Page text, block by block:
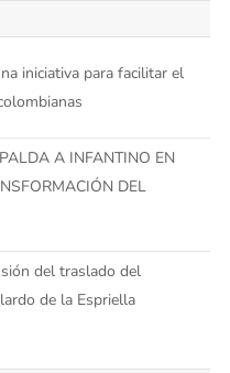
iniciativa para facilitar el
A INFANTINO EN
DEL
del traslado del
de la Espriella